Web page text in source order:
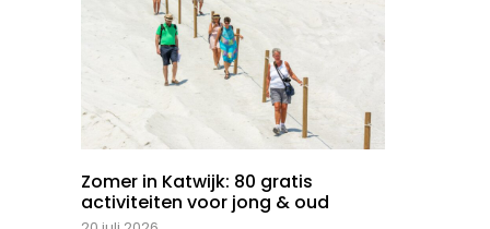
Zomer in Katwijk: 80 gratis
activiteiten voor jong & oud